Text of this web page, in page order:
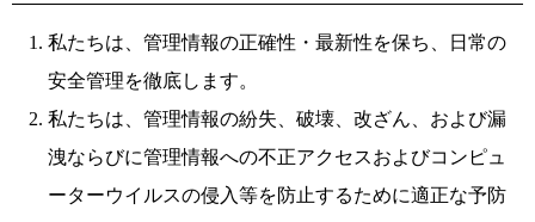
私たちは、管理情報の正確性・最新性を保ち、日常の
安全管理を徹底します。
私たちは、管理情報の紛失、破壊、改ざん、および漏
洩ならびに管理情報への不正アクセスおよびコンピュ
ーターウイルスの侵入等を防止するために適正な予防